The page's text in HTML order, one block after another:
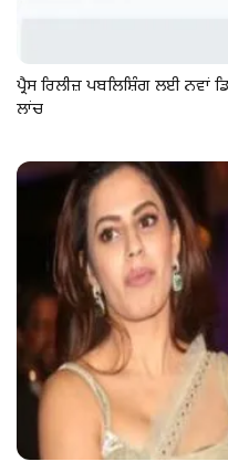
ਪ੍ਰੈਸ ਰਿਲੀਜ਼ ਪਬਲਿਸ਼ਿੰਗ ਲਈ ਨਵਾਂ
ਲਾਂਚ